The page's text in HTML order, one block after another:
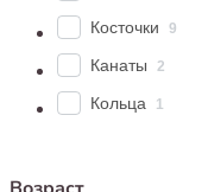
Косточки 9
Канаты 2
Кольца 1